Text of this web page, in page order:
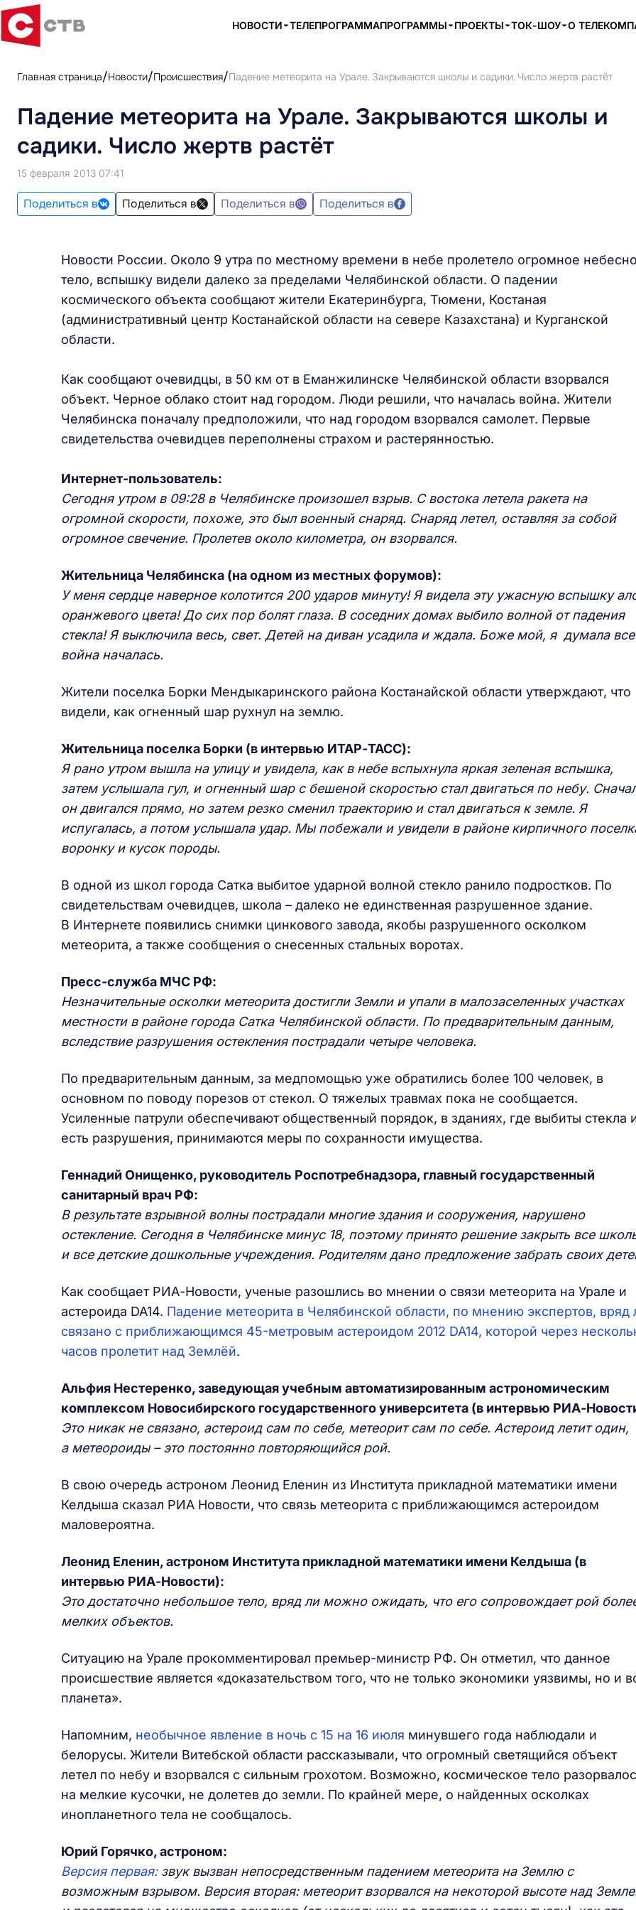
НОВОСТИ ТЕЛЕПРОГРАММАПРОГРАММЫ ПРОЕКТЫ ТОК-ШОУ О
Главная страница Новости Происшествия Падение метеорита на Урале. Закрываются школы и садики. Число жертв растёт
Падение метеорита на Урале. Закрываются школы и
садики. Число жертв растёт
15 февраля 2013 07:41
Поделиться в Поделиться в Поделиться в Поделиться в
Новости России. Около 9 утра по местному времени в небе пролетело огромное
тело, вспышку видели далеко за пределами Челябинской области. О падении
космического объекта сообщают жители Екатеринбурга, Тюмени, Костаная
(административный центр Костанайской области на севере Казахстана) и Курганской
области.
Как сообщают очевидцы, в 50 км от в Еманжилинске Челябинской области взорвался
объект. Черное облако стоит над городом. Люди решили, что началась война. Жители
Челябинска поначалу предположили, что над городом взорвался самолет. Первые
свидетельства очевидцев переполнены страхом и растерянностью.
Интернет-пользователь:
Сегодня утром в 09:28 в Челябинске произошел взрыв. С востока летела ракета на
огромной скорости, похоже, это был военный снаряд. Снаряд летел, оставляя за собой
огромное свечение. Пролетев около километра, он взорвался.
Жительница Челябинска (на одном из местных форумов):
У меня сердце наверное колотится 200 ударов минуту! Я видела эту ужасную вспышку
оранжевого цвета! До сих пор болят глаза. В соседних домах выбило волной от падения
стекла! Я выключила весь, свет. Детей на диван усадила и ждала. Боже мой, я думала все
война началась.
Жители поселка Борки Мендыкаринского района Костанайской области утверждают, что
видели, как огненный шар рухнул на землю.
Жительница поселка Борки (в интервью ИТАР-ТАСС):
Я рано утром вышла на улицу и увидела, как в небе вспыхнула яркая зеленая вспышка,
затем услышала гул, и огненный шар с бешеной скоростью стал двигаться по небу.
он двигался прямо, но затем резко сменил траекторию и стал двигаться к земле. Я
испугалась, а потом услышала удар. Мы побежали и увидели в районе кирпичного
воронку и кусок породы.
В одной из школ города Сатка выбитое ударной волной стекло ранило подростков. По
свидетельствам очевидцев, школа – далеко не единственная разрушенное здание.
В Интернете появились снимки цинкового завода, якобы разрушенного осколком
метеорита, а также сообщения о снесенных стальных воротах.
Пресс-служба МЧС РФ:
Незначительные осколки метеорита достигли Земли и упали в малозаселенных участках
местности в районе города Сатка Челябинской области. По предварительным данным,
вследствие разрушения остекления пострадали четыре человека.
По предварительным данным, за медпомощью уже обратились более 100 человек, в
основном по поводу порезов от стекол. О тяжелых травмах пока не сообщается.
Усиленные патрули обеспечивают общественный порядок, в зданиях, где выбиты стекла
есть разрушения, принимаются меры по сохранности имущества.
Геннадий Онищенко, руководитель Роспотребнадзора, главный государственный
санитарный врач РФ:
В результате взрывной волны пострадали многие здания и сооружения, нарушено
остекление. Сегодня в Челябинске минус 18, поэтому принято решение закрыть все
и все детские дошкольные учреждения. Родителям дано предложение забрать своих
Как сообщает РИА-Новости, ученые разошлись во мнении о связи метеорита на Урале и
астероида DA14. Падение метеорита в Челябинской области, по мнению экспертов, вряд
связано с приближающимся 45-метровым астероидом 2012 DA14, которой через
часов пролетит над Землёй.
Альфия Нестеренко, заведующая учебным автоматизированным астрономическим
комплексом Новосибирского государственного университета (в интервью РИА-
Это никак не связано, астероид сам по себе, метеорит сам по себе. Астероид летит один,
а метеороиды – это постоянно повторяющийся рой.
В свою очередь астроном Леонид Еленин из Института прикладной математики имени
Келдыша сказал РИА Новости, что связь метеорита с приближающимся астероидом
маловероятна.
Леонид Еленин, астроном Института прикладной математики имени Келдыша (в
интервью РИА-Новости):
Это достаточно небольшое тело, вряд ли можно ожидать, что его сопровождает рой
мелких объектов.
Ситуацию на Урале прокомментировал премьер-министр РФ. Он отметил, что данное
происшествие является «доказательством того, что не только экономики уязвимы, но и
планета».
Напомним, необычное явление в ночь с 15 на 16 июля минувшего года наблюдали и
белорусы. Жители Витебской области рассказывали, что огромный светящийся объект
летел по небу и взорвался с сильным грохотом. Возможно, космическое тело
на мелкие кусочки, не долетев до земли. По крайней мере, о найденных осколках
инопланетного тела не сообщалось.
Юрий Горячко, астроном:
Версия первая:звук вызван непосредственным падением метеорита на Землю с
возможным взрывом. Версия вторая: метеорит взорвался на некоторой высоте над